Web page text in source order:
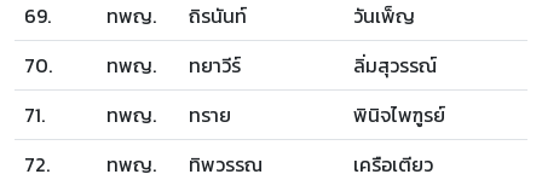
69.
ทพญ. ถิรนันท์
วันเพ็ญ
70.
ทพญ. ทยาวีร์
ลิ่มสุวรรณ์
71.
ทพญ. ทราย
พินิจไพฑูรย์
72.
ทพญ. ทิพวรรณ
เครือเตียว